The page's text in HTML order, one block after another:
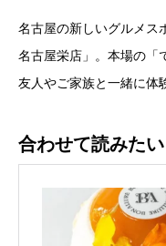
名古屋の新しいグルメス
名古屋栄店」。本場の「
友人やご家族と一緒に体
合わせて読みたい